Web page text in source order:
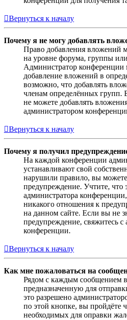
Вернуться к началу
Почему я не могу добавлять
Право добавления вложений
на уровне форума, группы или
Администратор конференции
добавление вложений в
возможно, что добавлять
членам определённых групп.
не можете добавлять
администратором
Вернуться к началу
Почему я получил
На каждой конференции
устанавливают свой
нарушили правило, вы
предупреждение. Учтите, что
администратора
никакого отношения к
на данном сайте. Если вы не
предупреждение, свяжитесь с
конференции.
Вернуться к началу
Как мне пожаловаться на
Рядом с каждым сообщением
предназначенную для
это разрешено
по этой кнопке, вы пройдёте
необходимых для оправки